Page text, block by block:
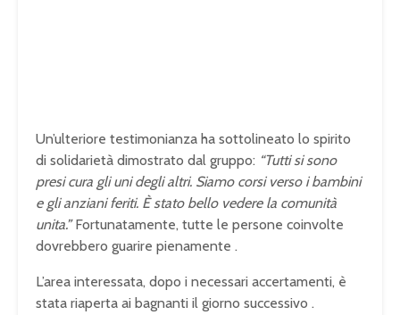
Un’ulteriore testimonianza ha sottolineato lo spirito
di solidarietà dimostrato dal gruppo: “Tutti si sono
presi cura gli uni degli altri. Siamo corsi verso i bambini
e gli anziani feriti. È stato bello vedere la comunità
unita.”Fortunatamente, tutte le persone coinvolte
dovrebbero guarire pienamente .
L’area interessata, dopo i necessari accertamenti, è
stata riaperta ai bagnanti il giorno successivo .